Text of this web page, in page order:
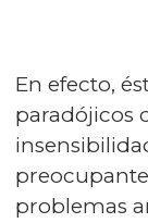
En efecto,
paradójicos
problemas